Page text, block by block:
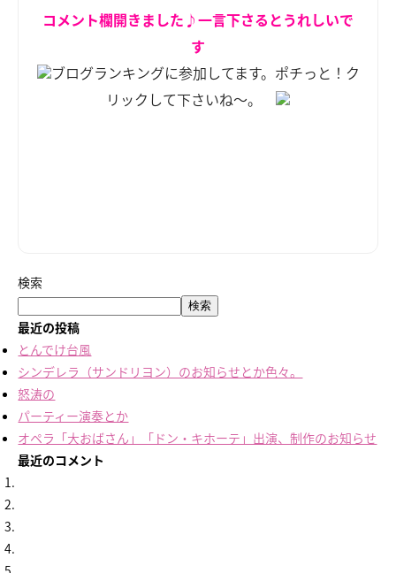
コメント欄開きました♪一言下さるとうれしいで
す
ブログランキングに参加してます。ポチっと！ク
リックして下さいね～。
検索
検索
最近の投稿
とんでけ台風
シンデレラ（サンドリヨン）のお知らせとか色々。
怒涛の
パーティー演奏とか
オペラ「大おばさん」「ドン・キホーテ」出演、制作のお知らせ
最近のコメント